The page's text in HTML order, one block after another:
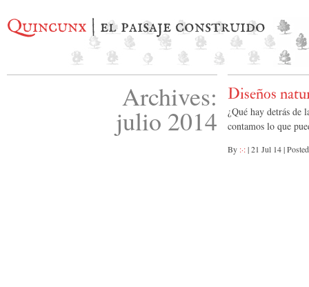
Quincunx | el paisaje construido
Archives:
julio 2014
Diseños
¿Qué hay detrás de
contamos lo que
By :·:|21 Jul 14|